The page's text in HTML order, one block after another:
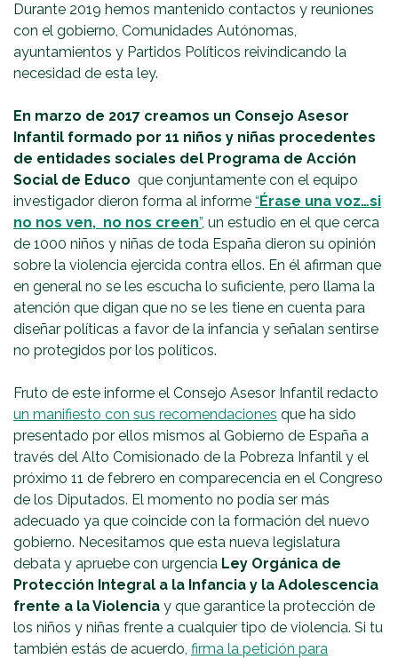
Durante 2019 hemos mantenido contactos y reuniones
con el gobierno, Comunidades Autónomas,
ayuntamientos y Partidos Políticos reivindicando la
necesidad de esta ley.
En marzo de 2017 creamos un Consejo Asesor
Infantil formado por 11 niños y niñas procedentes
de entidades sociales del Programa de Acción
Social de Educo que conjuntamente con el equipo
investigador dieron forma al informe “ Érase una voz…si
no nos ven, no nos creen”, un estudio en el que cerca
de 1000 niños y niñas de toda España dieron su opinión
sobre la violencia ejercida contra ellos. En él afirman que
en general no se les escucha lo suficiente, pero llama la
atención que digan que no se les tiene en cuenta para
diseñar políticas a favor de la infancia y señalan sentirse
no protegidos por los políticos.
Fruto de este informe el Consejo Asesor Infantil redacto
un manifiesto con sus recomendaciones que ha sido
presentado por ellos mismos al Gobierno de España a
través del Alto Comisionado de la Pobreza Infantil y el
próximo 11 de febrero en comparecencia en el Congreso
de los Diputados. El momento no podía ser más
adecuado ya que coincide con la formación del nuevo
gobierno. Necesitamos que esta nueva legislatura
debata y apruebe con urgencia Ley Orgánica de
Protección Integral a la Infancia y la Adolescencia
frente a la Violencia y que garantice la protección de
los niños y niñas frente a cualquier tipo de violencia. Si tu
también estás de acuerdo, firma la petición para